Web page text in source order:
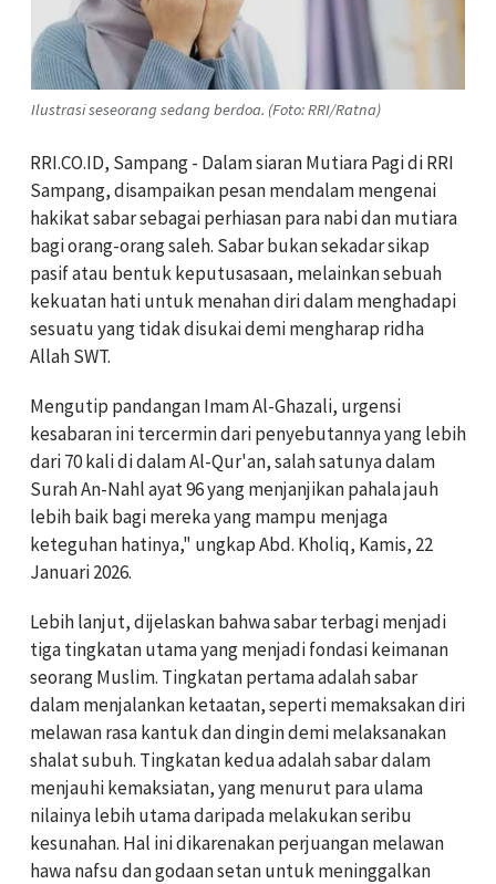
Ilustrasi seseorang sedang berdoa. (Foto: RRI/Ratna)
RRI.CO.ID, Sampang - Dalam siaran Mutiara Pagi di RRI
Sampang, disampaikan pesan mendalam mengenai
hakikat sabar sebagai perhiasan para nabi dan mutiara
bagi orang-orang saleh. Sabar bukan sekadar sikap
pasif atau bentuk keputusasaan, melainkan sebuah
kekuatan hati untuk menahan diri dalam menghadapi
sesuatu yang tidak disukai demi mengharap ridha
Allah SWT.
Mengutip pandangan Imam Al-Ghazali, urgensi
kesabaran ini tercermin dari penyebutannya yang lebih
dari 70 kali di dalam Al-Qur'an, salah satunya dalam
Surah An-Nahl ayat 96 yang menjanjikan pahala jauh
lebih baik bagi mereka yang mampu menjaga
keteguhan hatinya," ungkap Abd. Kholiq, Kamis, 22
Januari 2026.
Lebih lanjut, dijelaskan bahwa sabar terbagi menjadi
tiga tingkatan utama yang menjadi fondasi keimanan
seorang Muslim. Tingkatan pertama adalah sabar
dalam menjalankan ketaatan, seperti memaksakan diri
melawan rasa kantuk dan dingin demi melaksanakan
shalat subuh. Tingkatan kedua adalah sabar dalam
menjauhi kemaksiatan, yang menurut para ulama
nilainya lebih utama daripada melakukan seribu
kesunahan. Hal ini dikarenakan perjuangan melawan
hawa nafsu dan godaan setan untuk meninggalkan